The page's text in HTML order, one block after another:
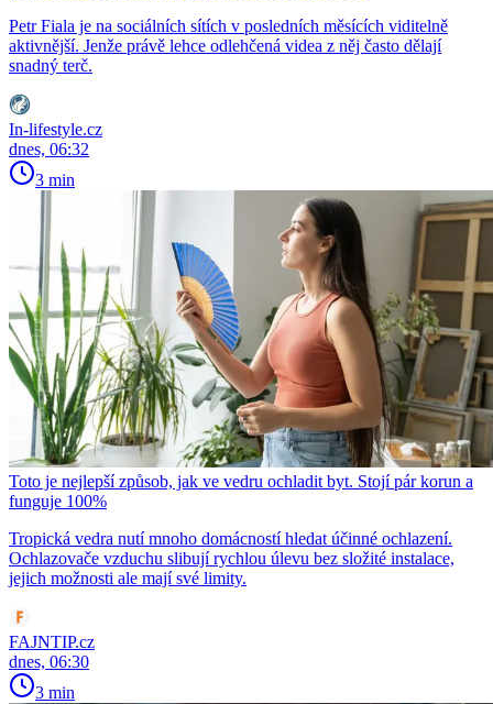
Petr Fiala je na sociálních sítích v posledních měsících viditelně
aktivnější. Jenže právě lehce odlehčená videa z něj často dělají
snadný terč.
In-lifestyle.cz
dnes, 06:32
3 min
Toto je nejlepší způsob, jak ve vedru ochladit byt. Stojí pár korun a
funguje 100%
Tropická vedra nutí mnoho domácností hledat účinné ochlazení.
Ochlazovače vzduchu slibují rychlou úlevu bez složité instalace,
jejich možnosti ale mají své limity.
FAJNTIP.cz
dnes, 06:30
3 min